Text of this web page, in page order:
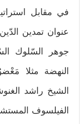
في مقابل
عنوان تمدين
جوهر السّلوك
النهضة مثلا
الشيخ راشد
الفيلسوف